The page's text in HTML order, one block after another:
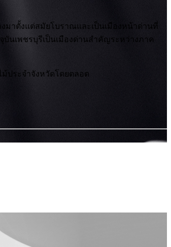
งมาตั้งแต่สมัยโบราณและเป็นเมืองหน้าด่านที่
นเพชรบุรีเป็นเมืองด่านสำคัญระหว่างภาค
ประจำจังหวัดโดยตลอด